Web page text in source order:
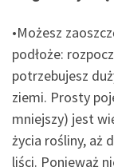
•Możesz
podłoże:
potrzebujesz
ziemi. Prosty
mniejszy) jest
życia rośliny, aż
liści. Ponieważ